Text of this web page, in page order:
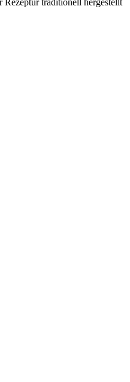
Rezeptur traditionell hergestellt